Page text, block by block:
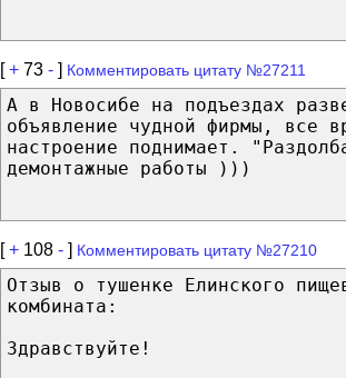
[+ 73 - ] Комментировать цитату №27211
А в Новосибе на подъездах
объявление чудной фирмы, все
настроение поднимает.
демонтажные работы )))
[+ 108 - ] Комментировать цитату №27210
Отзыв о тушенке Елинского
комбината:
Здравствуйте!